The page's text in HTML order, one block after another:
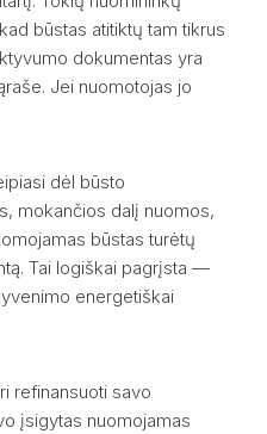
būstas atitiktų tam tikrus
dokumentas yra
Jei nuomotojas jo
dėl būsto
mokančios dalį nuomos,
būstas turėtų
Tai logiškai pagrįsta —
energetiškai
refinansuoti savo
įsigytas nuomojamas